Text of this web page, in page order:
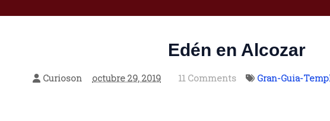
Edén en Alcozar
Curioson octubre 29, 2019 11 Comments Gran-Guia-